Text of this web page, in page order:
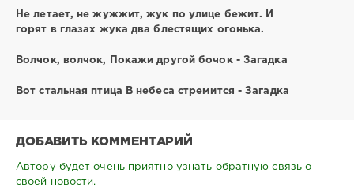
Не летает, не жужжит, жук по улице бежит. И
горят в глазах жука два блестящих огонька.
Волчок, волчок, Покажи другой бочок - Загадка
Вот стальная птица В небеса стремится - Загадка
ДОБАВИТЬ КОММЕНТАРИЙ
Автору будет очень приятно узнать обратную связь о
своей новости.